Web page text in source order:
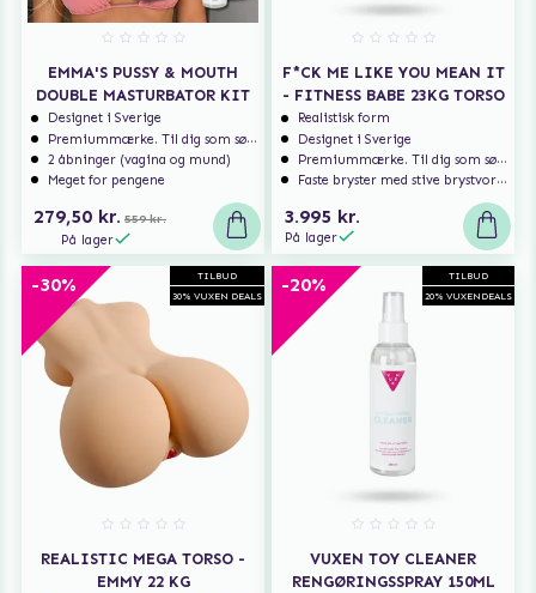
EMMA'S PUSSY & MOUTH
DOUBLE MASTURBATOR KIT
Designet i Sverige
Premiummærke. Til dig som søger ekstra høj kvalitet.
2 åbninger (vagina og mund)
Meget for pengene
279,50 kr. 559 kr.
På lager
F*CK ME LIKE YOU MEAN IT
- FITNESS BABE 23KG TORSO
Realistisk form
Designet i Sverige
Premiummærke. Til dig som søger ekstra høj kvalitet.
Faste bryster med stive brystvorter
3.995 kr.
På lager
TILBUD
30% VUXEN DEALS
-30%
REALISTIC MEGA TORSO -
EMMY 22 KG
TILBUD
20% VUXENDEALS
-20%
VUXEN TOY CLEANER
RENGØRINGSSPRAY 150ML